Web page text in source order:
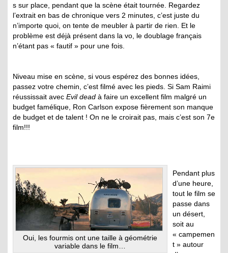
s sur place, pendant que la scène était tournée. Regardez
l’extrait en bas de chronique vers 2 minutes, c’est juste du
n’importe quoi, on tente de meubler à partir de rien. Et le
problème est déjà présent dans la vo, le doublage français
n’étant pas « fautif » pour une fois.
Niveau mise en scène, si vous espérez des bonnes idées,
passez votre chemin, c’est filmé avec les pieds. Si Sam Raimi
réussissait avec Evil dead à faire un excellent film malgré un
budget famélique, Ron Carlson expose fièrement son manque
de budget et de talent ! On ne le croirait pas, mais c’est son 7e
film!!!
Oui, les fourmis ont une taille à géométrie
variable dans le film…
Pendant plus
d’une heure,
tout le film se
passe dans
un désert,
soit au
« campemen
t » autour